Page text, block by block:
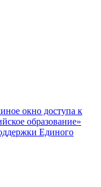
окно доступа к
образование»
Единого